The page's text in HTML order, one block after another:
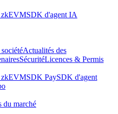
zkEVMSDK d'agent IA
Actualités des
SécuritéLicences & Permis
zkEVMSDK PaySDK d'agent
du marché